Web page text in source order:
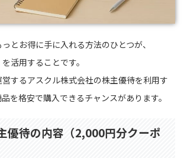
とお得に手に入れる方法のひとつが、
活用することです。
するアスクル株式会社の株主優待を利用す
を格安で購入できるチャンスがあります。
優待の内容（2,000円分クーポ